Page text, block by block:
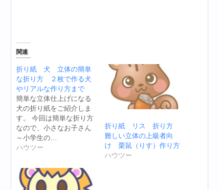
関連
折り紙 犬 立体の簡単
な折り方 ２枚で作る犬
やリアルな作り方まで
簡単な立体仕上げになる
犬の折り紙をご紹介しま
す。 今回は簡単な折り方
なので、小さなお子さん
～小学生の…
ハウツー
折り紙 リス 折り方
難しい立体の上級者向
け 栗鼠（りす）作り方
ハウツー